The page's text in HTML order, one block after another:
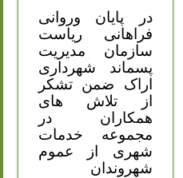
در پایان وروانی
فراهانی ریاست
سازمان مدیریت
پسماند شهرداری
اراک ضمن تشکر
از تلاش های
همکاران در
مجموعه خدمات
شهری از عموم
شهروندان